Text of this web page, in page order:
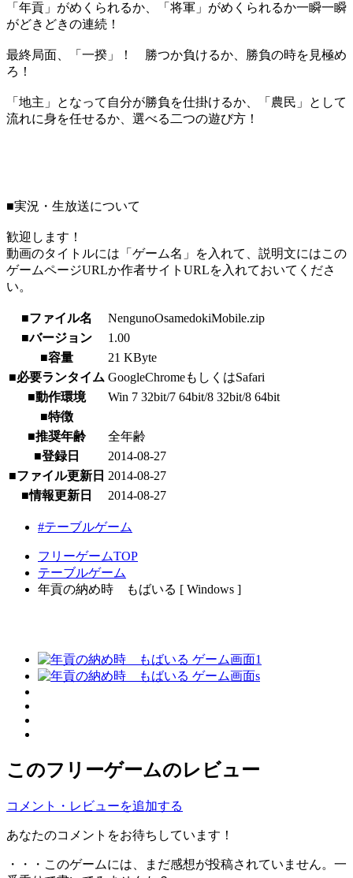
「年貢」がめくられるか、「将軍」がめくられるか一瞬一瞬
がどきどきの連続！
最終局面、「一揆」！ 勝つか負けるか、勝負の時を見極め
ろ！
「地主」となって自分が勝負を仕掛けるか、「農民」として
流れに身を任せるか、選べる二つの遊び方！
■実況・生放送について
歓迎します！
動画のタイトルには「ゲーム名」を入れて、説明文にはこの
ゲームページURLか作者サイトURLを入れておいてくださ
い。
■ファイル名
NengunoOsamedokiMobile.zip
■バージョン
1.00
■容量
21 KByte
■必要ランタイム GoogleChromeもしくはSafari
■動作環境
Win 7 32bit/7 64bit/8 32bit/8 64bit
■特徴
■推奨年齢
全年齢
■登録日
2014-08-27
■ファイル更新日 2014-08-27
■情報更新日
2014-08-27
#テーブルゲーム
フリーゲームTOP
テーブルゲーム
年貢の納め時 もばいる [ Windows ]
このフリーゲームのレビュー
コメント・レビューを追加する
あなたのコメントをお待ちしています！
・・・このゲームには、まだ感想が投稿されていません。一